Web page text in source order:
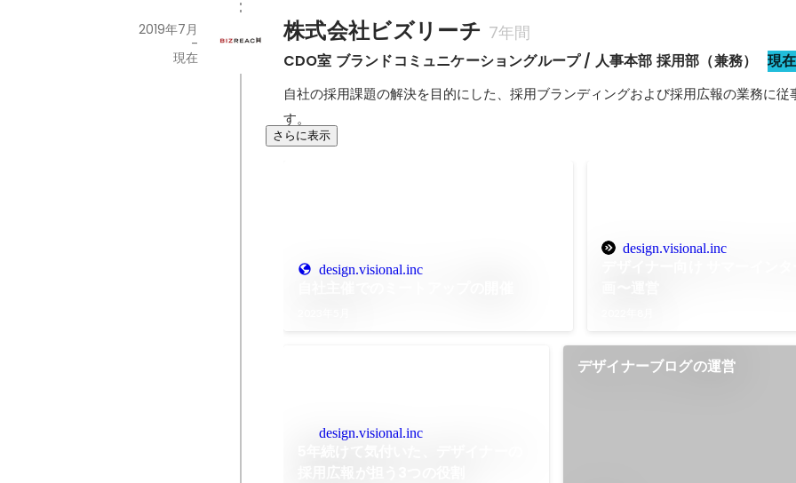
株式会社ビズリーチ 7年間
CDO室 ブランドコミュニケーショングループ / 人事本部 採用部（兼務） 現在
2019年7月
-
現在
自社の採用課題の解決を目的にした、採用ブランディングおよび採用広報の業務に従
す。
さらに表示
design.visional.inc
design.visional.inc
design.visional.inc
デザイナーブログの運営